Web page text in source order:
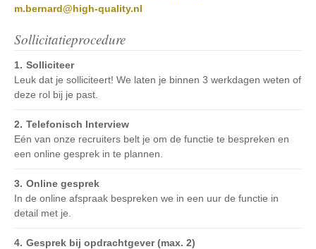
m.bernard@high-quality.nl
Sollicitatieprocedure
Solliciteer
Leuk dat je solliciteert! We laten je binnen 3 werkdagen weten of
deze rol bij je past.
Telefonisch Interview
Eén van onze recruiters belt je om de functie te bespreken en
een online gesprek in te plannen.
Online gesprek
In de online afspraak bespreken we in een uur de functie in
detail met je.
Gesprek bij opdrachtgever (max. 2)